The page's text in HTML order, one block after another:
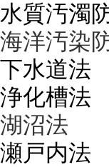
水質汚濁
海洋汚染
下水道法
浄化槽法
湖沼法
瀬戸内法